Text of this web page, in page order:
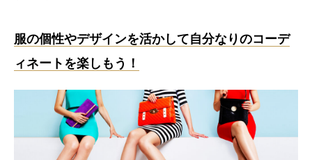
服の個性やデザインを活かして自分なりのコーデ
ィネートを楽しもう！